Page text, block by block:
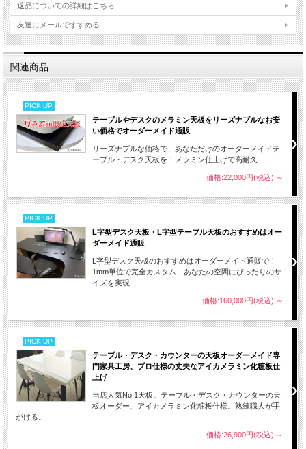
返品についての詳細はこちら
友達にメールですすめる
関連商品
PICK UP
テーブルやデスクのメラミン天板をリーズナブルなお安
い価格でオーダーメイド通販
リーズナブルな価格で、あなただけのオーダーメイドテ
ーブル・デスク天板を！メラミン仕上げで高耐久
価格:22,000円(税込) ～
PICK UP
L字型デスク天板・L字型テーブル天板のおすすめはオー
ダーメイド通販
L字型デスク天板のおすすめはオーダーメイド通販で！
1mm単位で完全カスタム、あなたの空間にぴったりのサ
イズを実現
価格:160,000円(税込) ～
PICK UP
テーブル・デスク・カウンターの天板オーダーメイド専
門家具工房、プロ仕様の丈夫なアイカメラミン化粧板仕
上げ
当店人気No.1天板。テーブル・デスク・カウンターの天
板オーダー、アイカメラミン化粧板仕様。熟練職人が手
がける。
価格:26,900円(税込) ～